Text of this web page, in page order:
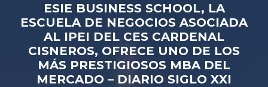
ESIE BUSINESS SCHOOL, LA
ESCUELA DE NEGOCIOS ASOCIADA
AL IPEI DEL CES CARDENAL
CISNEROS, OFRECE UNO DE LOS
MÁS PRESTIGIOSOS MBA DEL
MERCADO – DIARIO SIGLO XXI